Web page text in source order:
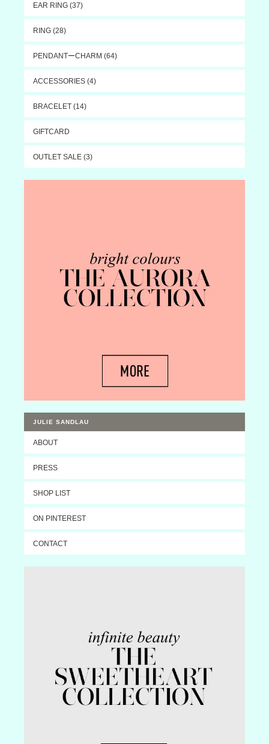
EAR RING (37)
RING (28)
PENDANTーCHARM (64)
ACCESSORIES (4)
BRACELET (14)
GIFTCARD
OUTLET SALE (3)
JULIE SANDLAU
ABOUT
PRESS
SHOP LIST
ON PINTEREST
CONTACT